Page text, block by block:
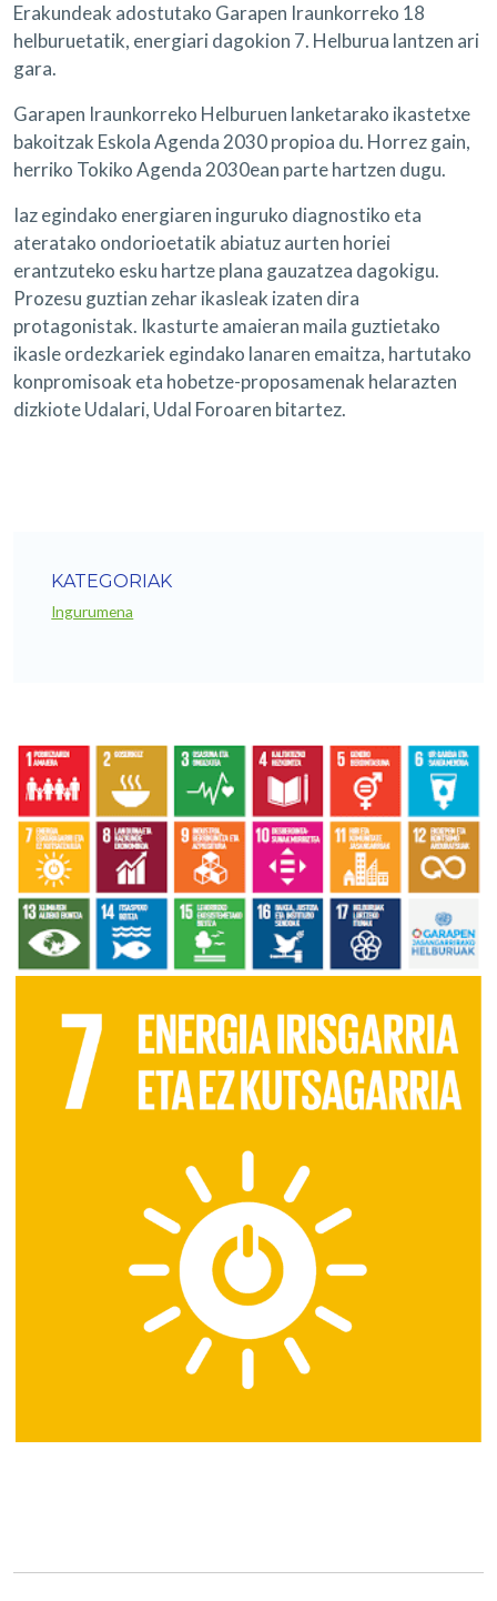
Erakundeak adostutako Garapen Iraunkorreko 18
helburuetatik, energiari dagokion 7. Helburua lantzen ari
gara.
Garapen Iraunkorreko Helburuen lanketarako ikastetxe
bakoitzak Eskola Agenda 2030 propioa du. Horrez gain,
herriko Tokiko Agenda 2030ean parte hartzen dugu.
Iaz egindako energiaren inguruko diagnostiko eta
ateratako ondorioetatik abiatuz aurten horiei
erantzuteko esku hartze plana gauzatzea dagokigu.
Prozesu guztian zehar ikasleak izaten dira
protagonistak. Ikasturte amaieran maila guztietako
ikasle ordezkariek egindako lanaren emaitza, hartutako
konpromisoak eta hobetze-proposamenak helarazten
dizkiote Udalari, Udal Foroaren bitartez.
KATEGORIAK
Ingurumena